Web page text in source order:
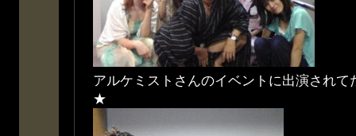
アルケミストさんのイベントに出演されて
★